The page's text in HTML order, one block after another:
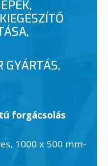
GYÁRTÁS,
forgácsolás
1000 x 500 mm-